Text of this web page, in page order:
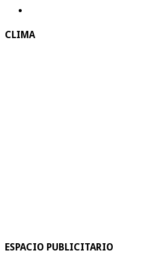
CLIMA
ESPACIO PUBLICITARIO